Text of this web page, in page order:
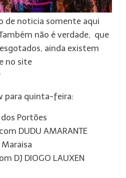
de noticia somente aqui
não é verdade, que
ainda existem
no site
para quinta-feira:
Portões
DUDU AMARANTE
DJ DIOGO LAUXEN